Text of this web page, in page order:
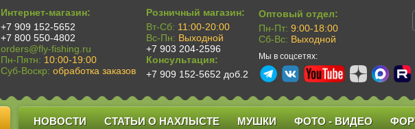
Интернет-магазин:
+7 909 152-5652
+7 800 550-4802
orders@fly-fishing.ru
Пн-Пятн: 10:00-19:00
Суб-Воскр: обработка заказов
Розничный магазин:
Вт-Сб: 11:00-20:00
Вс-Пн: Выходной
+7 903 204-2596
Консультация:
+7 909 152-5652 доб.2
Оптовый отдел:
Пн-Пт: 9:00-18:00
Сб-Вс: Выходной
Мы в соцсетях:
НОВОСТИ СТАТЬИ О НАХЛЫСТЕ МУШКИ ФОТО - ВИДЕО